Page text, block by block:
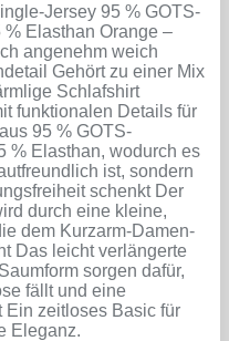
Jersey 95 % GOTS-
Elasthan Orange –
angenehm weich
Gehört zu einer Mix
Schlafshirt
funktionalen Details für
95 % GOTS-
% Elasthan, wodurch es
ist, sondern
schenkt Der
durch eine kleine,
dem Kurzarm-Damen-
Das leicht verlängerte
sorgen dafür,
fällt und eine
Ein zeitloses Basic für
Eleganz.